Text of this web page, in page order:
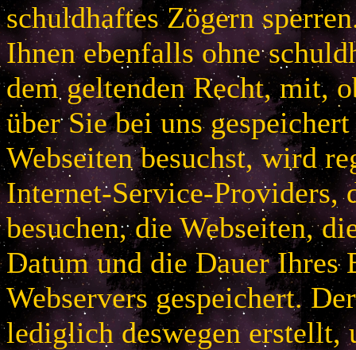
schuldhaftes Zögern
Ihnen ebenfalls ohne
dem geltenden Recht, mit,
über Sie bei uns
Webseiten besuchst, wird
Internet-Service-Providers,
besuchen, die Webseiten,
Datum und die Dauer Ihres
Webservers gespeichert.
lediglich deswegen erstellt,